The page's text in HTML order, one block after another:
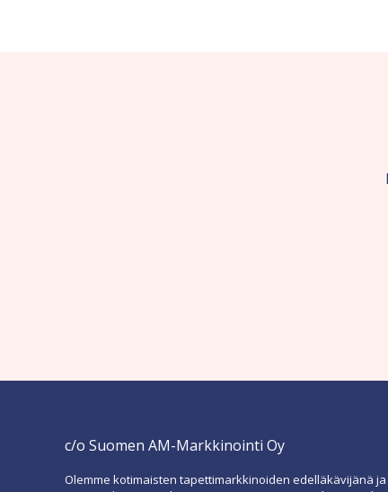
c/o Suomen AM-Markkinointi Oy
Olemme kotimaisten tapettimarkkinoiden edelläkävijänä ja